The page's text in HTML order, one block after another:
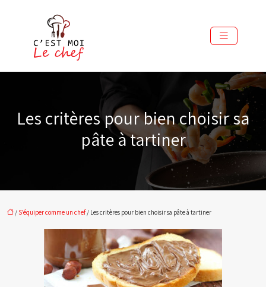
Les critères pour bien choisir sa
pâte à tartiner
/ S’équiper comme un chef/ Les critères pour bien choisir sa pâte à tartiner